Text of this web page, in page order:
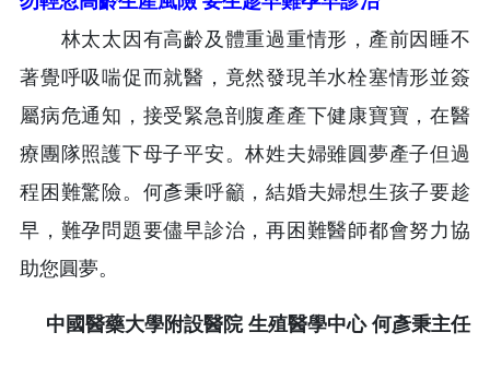
林太太因有高齡及體重過重情形，產前因睡不
著覺呼吸喘促而就醫，竟然發現羊水栓塞情形並簽
屬病危通知，接受緊急剖腹產產下健康寶寶，在醫
療團隊照護下母子平安。林姓夫婦雖圓夢產子但過
程困難驚險。何彥秉呼籲，結婚夫婦想生孩子要趁
早，難孕問題要儘早診治，再困難醫師都會努力協
助您圓夢。
中國醫藥大學附設醫院 生殖醫學中心 何彥秉主任